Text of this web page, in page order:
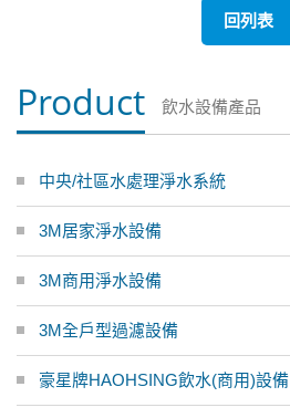
回列表
Product 飲水設備產品
中央/社區水處理淨水系統
3M居家淨水設備
3M商用淨水設備
3M全戶型過濾設備
豪星牌HAOHSING飲水(商用)設備